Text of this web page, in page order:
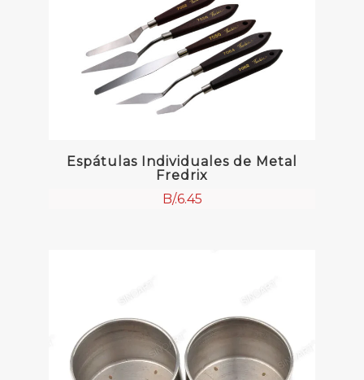
Espátulas Individuales de Metal
Fredrix
B/.6.45